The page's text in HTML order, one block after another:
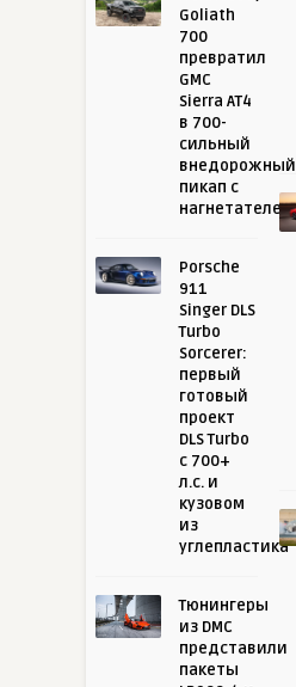
Goliath
700
превратил
GMC
Sierra AT4
в 700-
сильный
внедорожный
пикап с
нагнетателем
Porsche
911
Singer DLS
Turbo
Sorcerer:
первый
готовый
проект
DLS Turbo
с 700+
л.с. и
кузовом
из
углепластика
Тюнингеры
из DMC
представили
пакеты